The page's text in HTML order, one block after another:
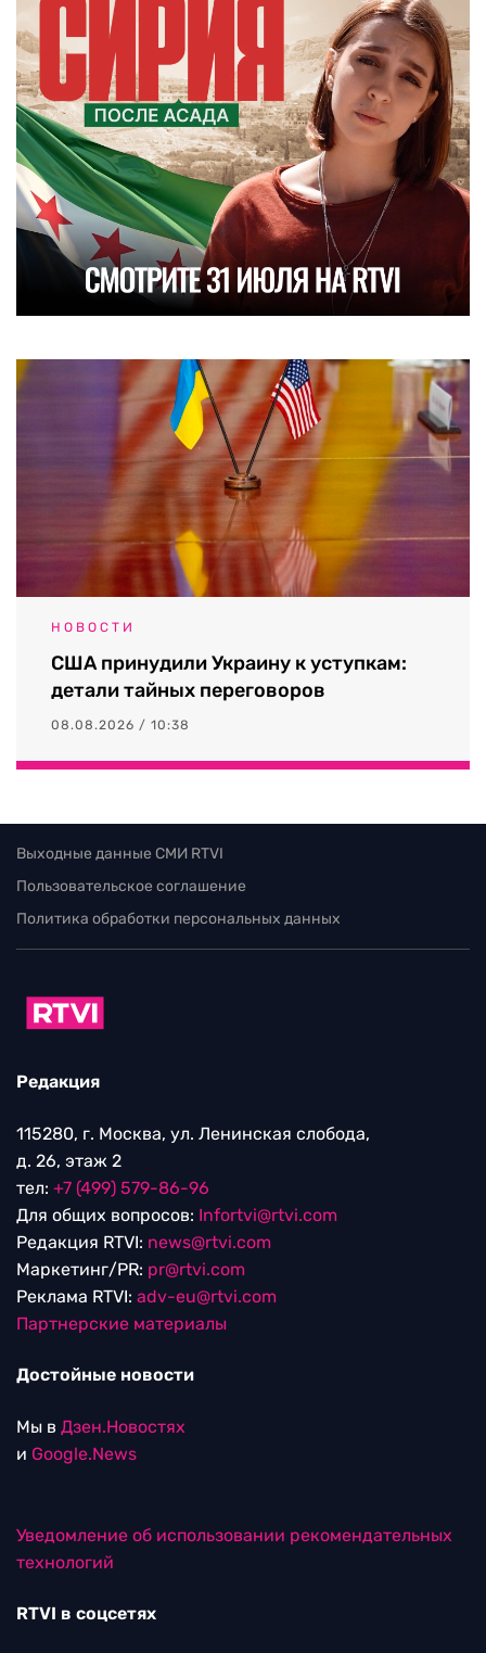
НОВОСТИ
США принудили Украину к уступкам:
детали тайных переговоров
08.08.2026 / 10:38
Выходные данные СМИ RTVI
Пользовательское соглашение
Политика обработки персональных данных
Редакция
115280, г. Москва, ул. Ленинская слобода,
д. 26, этаж 2
тел: +7 (499) 579-86-96
Для общих вопросов: Infortvi@rtvi.com
Редакция RTVI: news@rtvi.com
Маркетинг/PR: pr@rtvi.com
Реклама RTVI: adv-eu@rtvi.com
Партнерские материалы
Достойные новости
Мы в Дзен.Новостях
и Google.News
Уведомление об использовании рекомендательных
технологий
RTVI в соцсетях